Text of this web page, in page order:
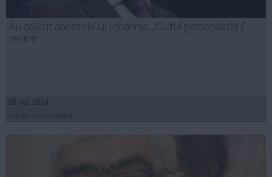
Au apărut apostolii lui Iohannis. „Cultul personalității”
revine
20 noi, 2014